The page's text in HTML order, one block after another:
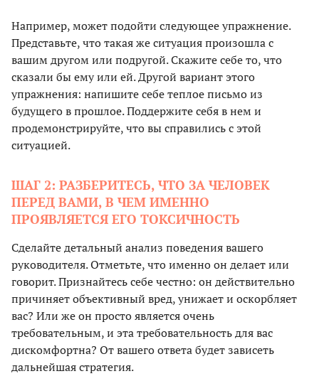
Например, может подойти следующее упражнение.
Представьте, что такая же ситуация произошла с
вашим другом или подругой. Скажите себе то, что
сказали бы ему или ей. Другой вариант этого
упражнения: напишите себе теплое письмо из
будущего в прошлое. Поддержите себя в нем и
продемонстрируйте, что вы справились с этой
ситуацией.
ШАГ 2: РАЗБЕРИТЕСЬ, ЧТО ЗА ЧЕЛОВЕК
ПЕРЕД ВАМИ, В ЧЕМ ИМЕННО
ПРОЯВЛЯЕТСЯ ЕГО ТОКСИЧНОСТЬ
Сделайте детальный анализ поведения вашего
руководителя. Отметьте, что именно он делает или
говорит. Признайтесь себе честно: он действительно
причиняет объективный вред, унижает и оскорбляет
вас? Или же он просто является очень
требовательным, и эта требовательность для вас
дискомфортна? От вашего ответа будет зависеть
дальнейшая стратегия.